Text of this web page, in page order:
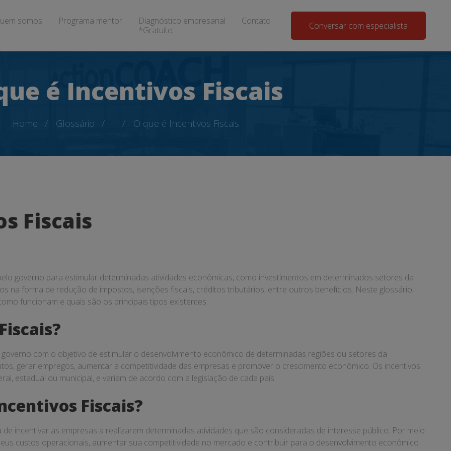
somos Programa mentor
Diagnóstico empresarial
*Gratuito
Contato Conversar com especialista
é Incentivos Fiscais
Home Glossário I O que é Incentivos Fiscais
Fiscais
governo para estimular determinadas atividades econômicas, como investimentos em determinados setores da
na forma de redução de impostos, isenções fiscais, créditos tributários, entre outros benefícios. Neste glossário,
funcionam e quais são os principais tipos existentes.
com o objetivo de estimular o desenvolvimento econômico de determinadas regiões ou setores da
gerar empregos, aumentar a competitividade das empresas e promover o crescimento econômico. Os incentivos
estadual ou municipal, e variam de acordo com a legislação de cada país.
Fiscais?
incentivar as empresas a realizarem determinadas atividades que são consideradas de interesse público. Por meio
custos operacionais, aumentar sua competitividade no mercado e contribuir para o desenvolvimento econômico